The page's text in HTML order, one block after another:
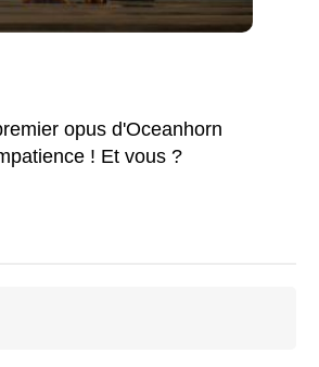
opus d'Oceanhorn
! Et vous ?